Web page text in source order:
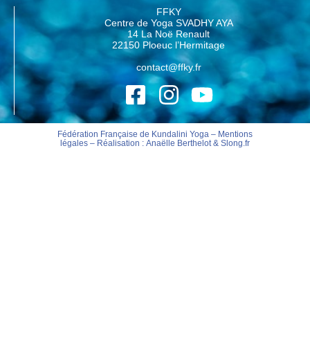
FFKY
Centre de Yoga SVADHY AYA
14 La Noë Renault
22150 Ploeuc l’Hermitage
contact@ffky.fr
Fédération Française de Kundalini Yoga – Mentions
légales– Réalisation : Anaëlle Berthelot& Slong.fr